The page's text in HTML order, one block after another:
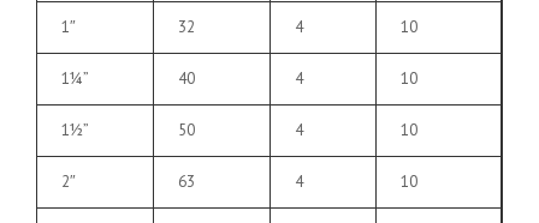
1″ 32 4 10
1¼” 40 4 10
1½” 50 4 10
2″ 63 4 10